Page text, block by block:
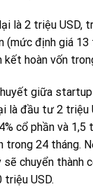
là 2 triệu USD,
(mức định giá 13
hoàn vốn
giữa startup
là đầu tư 2 triệu
cổ phần và
trong 24 tháng.
sẽ chuyển thành
USD.